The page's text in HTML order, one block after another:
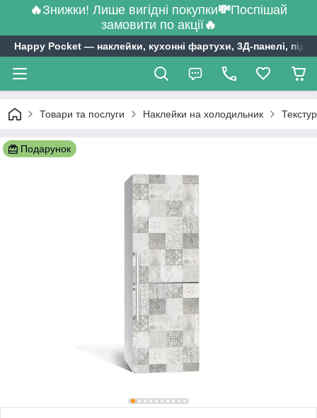
🔥Знижки! Лише вигідні покупки💸Поспішай
замовити по акції🔥
Happy Pocket ― наклейки, кухонні фартухи, 3Д-панелі,
Товари та послуги Наклейки на холодильник
Подарунок